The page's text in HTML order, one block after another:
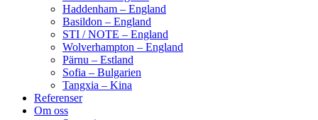
Haddenham – England
Basildon – England
STI / NOTE – England
Wolverhampton – England
Pärnu – Estland
Sofia – Bulgarien
Tangxia – Kina
Referenser
Om oss